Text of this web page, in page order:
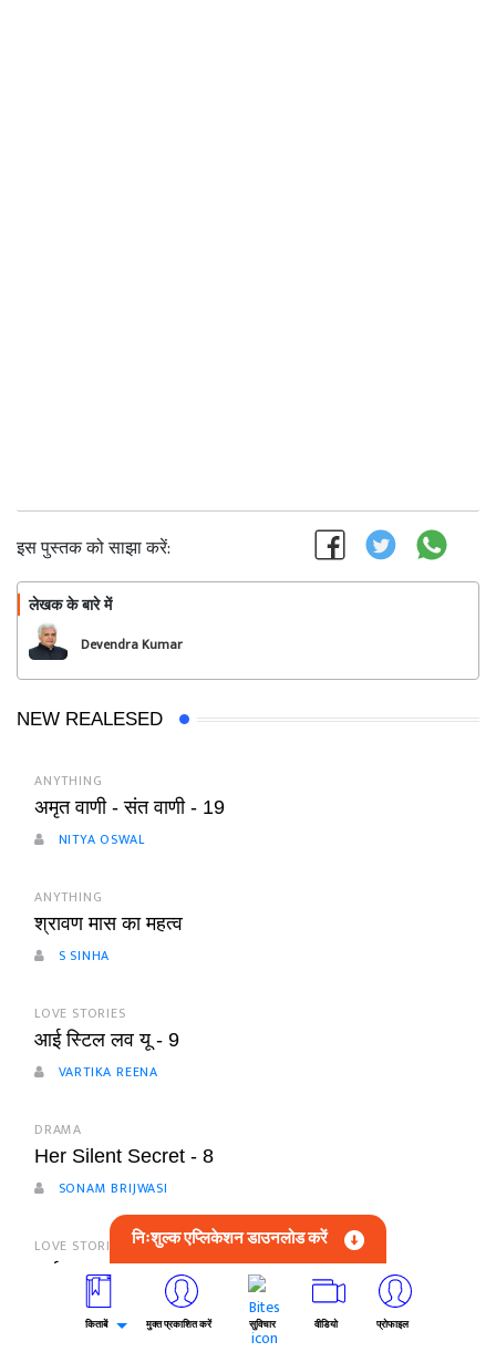
इस पुस्तक को साझा करें:
लेखक के बारे में
Devendra Kumar
NEW REALESED
ANYTHING
अमृत वाणी - संत वाणी - 19
NITYA OSWAL
ANYTHING
श्रावण मास का महत्व
S SINHA
LOVE STORIES
आई स्टिल लव यू - 9
VARTIKA REENA
DRAMA
Her Silent Secret - 8
SONAM BRIJWASI
LOVE STORIES
बर्बाद इश्क प्यार खेल नहीं - एपिसोड 18
KAJAL JHA
निःशुल्क एप्लिकेशन डाउनलोड करें
किताबें मुक्त प्रकाशित करें सुविचार वीडियो प्रोफाइल